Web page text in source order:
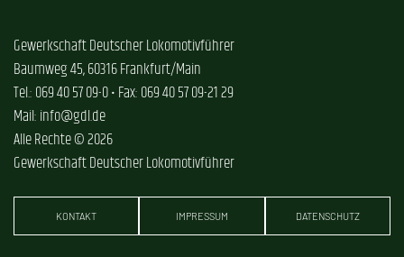
Gewerkschaft Deutscher Lokomotivführer
Baumweg 45, 60316 Frankfurt/Main
Tel.: 069 40 57 09-0 • Fax: 069 40 57 09-21 29
Mail: info@gdl.de
Alle Rechte © 2026
Gewerkschaft Deutscher Lokomotivführer
KONTAKT IMPRESSUM DATENSCHUTZ